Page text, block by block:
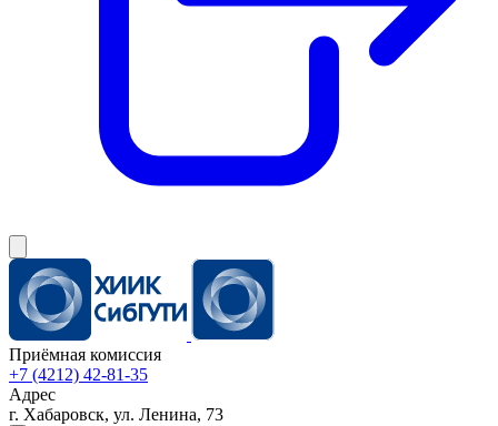
Приёмная комиссия
+7 (4212) 42-81-35
Адрес
г. Хабаровск, ул. Ленина, 73